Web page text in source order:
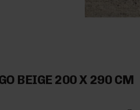
BEIGE 200 X 290 CM